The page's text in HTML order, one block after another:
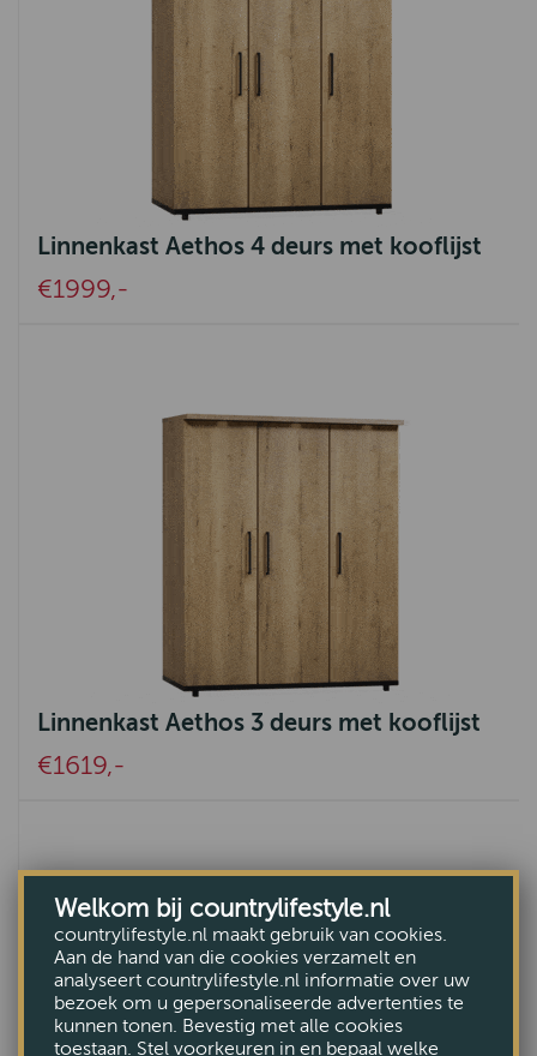
Linnenkast Aethos 4 deurs met kooflijst
€1999,-
Linnenkast Aethos 3 deurs met kooflijst
€1619,-
Welkom bij countrylifestyle.nl
countrylifestyle.nl maakt gebruik van cookies.
Aan de hand van die cookies verzamelt en
analyseert countrylifestyle.nl informatie over uw
bezoek om u gepersonaliseerde advertenties te
kunnen tonen. Bevestig met alle cookies
toestaan. Stel voorkeuren in en bepaal welke